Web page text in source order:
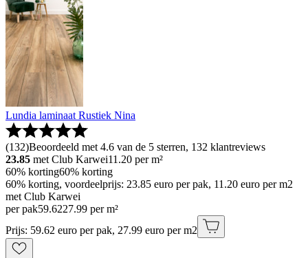
Lundia laminaat Rustiek Nina
(132)Beoordeeld met 4.6 van de 5 sterren, 132 klantreviews
23.85 met Club Karwei11.20 per m²
60% korting60% korting
60% korting, voordeelprijs: 23.85 euro per pak, 11.20 euro per m2
met Club Karwei
per pak59.6227.99 per m²
Prijs: 59.62 euro per pak, 27.99 euro per m2